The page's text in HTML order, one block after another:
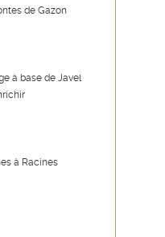
de Gazon
à base de Javel
à Racines